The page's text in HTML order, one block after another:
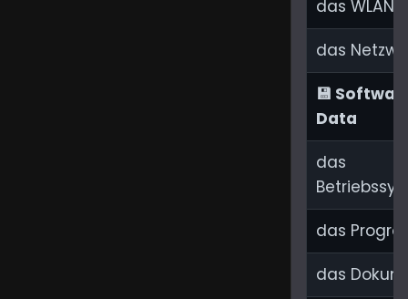
das WLAN
das
💾
Data
das
das
das